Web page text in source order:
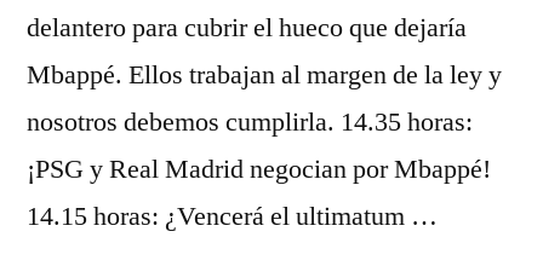
delantero para cubrir el hueco que dejaría
Mbappé. Ellos trabajan al margen de la ley y
nosotros debemos cumplirla. 14.35 horas:
¡PSG y Real Madrid negocian por Mbappé!
14.15 horas: ¿Vencerá el ultimatum …